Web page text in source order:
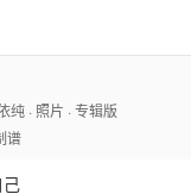
纯 · 照片 · 专辑版
谱